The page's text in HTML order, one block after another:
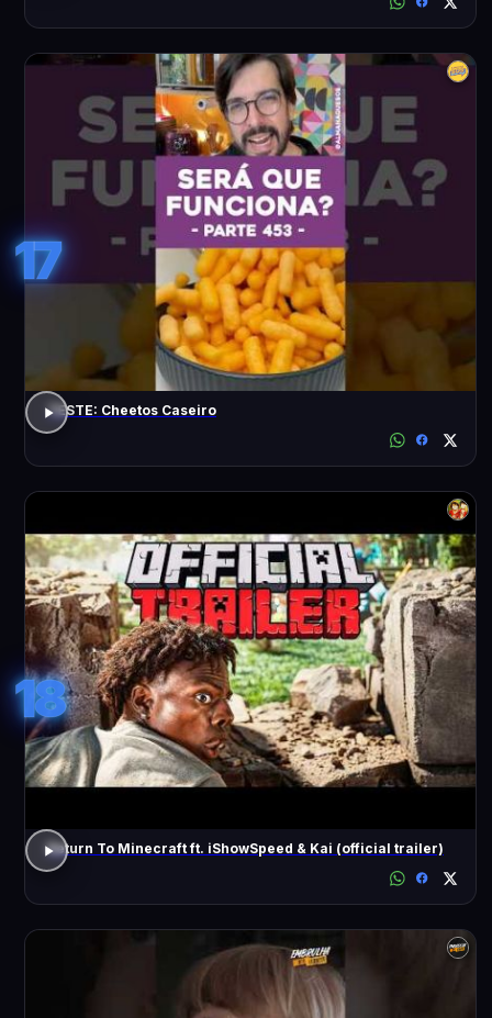
17
TESTE: Cheetos Caseiro
18
Return To Minecraft ft. iShowSpeed & Kai (official trailer)